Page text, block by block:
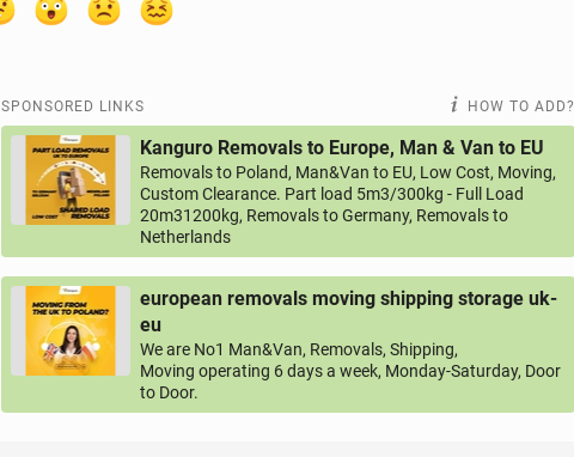
SPONSORED LINKS HOW TO ADD?
Kanguro Removals to Europe, Man & Van to EU
Removals to Poland, Man&Van to EU, Low Cost, Moving,
Custom Clearance. Part load 5m3/300kg - Full Load
20m31200kg, Removals to Germany, Removals to
Netherlands
european removals moving shipping storage uk-
eu
We are No1 Man&Van, Removals, Shipping,
Moving operating 6 days a week, Monday-Saturday, Door
to Door.